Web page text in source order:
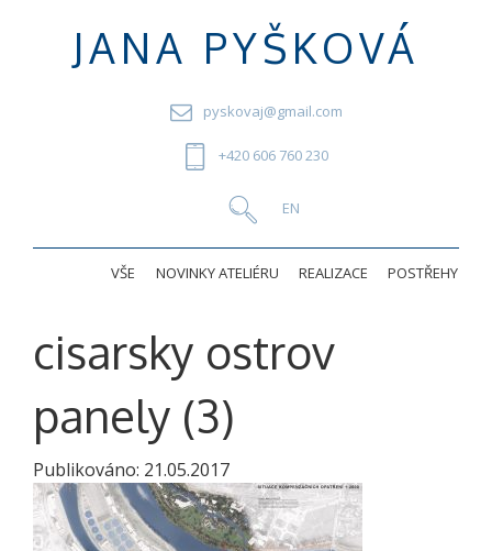
JANA PYŠKOVÁ
pyskovaj@gmail.com
+420 606 760 230
VŠE NOVINKY ATELIÉRU REALIZACE POSTŘEHY
cisarsky ostrov
panely (3)
Publikováno: 21.05.2017